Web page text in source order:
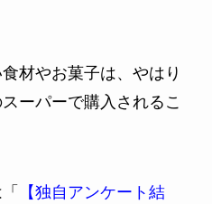
材やお菓子は、やはり
ーパーで購入されるこ
【独自アンケート結